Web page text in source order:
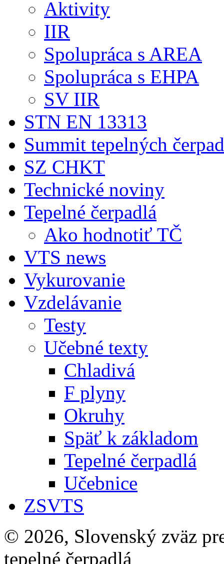
Aktivity
IIR
Spolupráca s AREA
Spolupráca s EHPA
SV IIR
STN EN 13313
Summit tepelných
SZ CHKT
Technické noviny
Tepelné čerpadlá
Ako hodnotiť TČ
VTS news
Vykurovanie
Vzdelávanie
Testy
Učebné texty
Chladivá
F plyny
Okruhy
Späť k základom
Tepelné čerpadlá
Učebnice
ZSVTS
© 2026, Slovenský zväz
tepelné čerpadlá